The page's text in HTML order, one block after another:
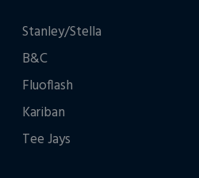
Stanley/Stella
B&C
Fluoflash
Kariban
Tee Jays